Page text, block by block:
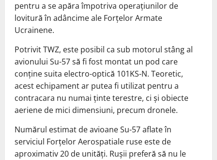
pentru a se apăra împotriva operațiunilor de
lovitură în adâncime ale Forțelor Armate
Ucrainene.
Potrivit TWZ, este posibil ca sub motorul stâng al
avionului Su-57 să fi fost montat un pod care
conține suita electro-optică 101KS-N. Teoretic,
acest echipament ar putea fi utilizat pentru a
contracara nu numai ținte terestre, ci și obiecte
aeriene de mici dimensiuni, precum dronele.
Numărul estimat de avioane Su-57 aflate în
serviciul Forțelor Aerospatiale ruse este de
aproximativ 20 de unități. Rușii preferă să nu le